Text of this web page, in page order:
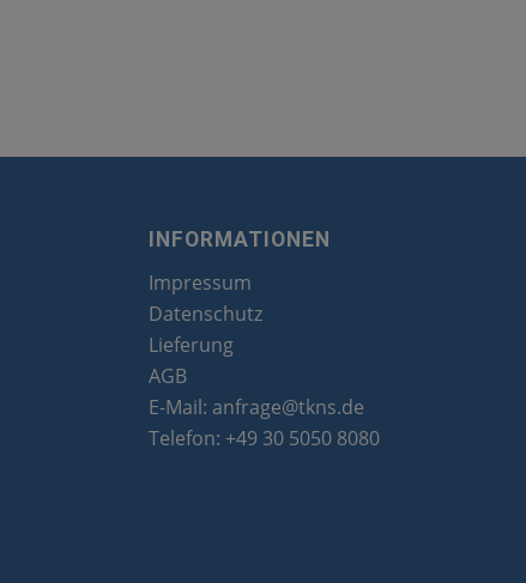
INFORMATIONEN
Impressum
Datenschutz
Lieferung
AGB
E-Mail: anfrage@tkns.de
Telefon: +49 30 5050 8080